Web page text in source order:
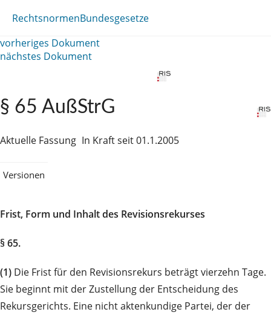
RechtsnormenBundesgesetze
vorheriges Dokument
nächstes Dokument
§ 65 AußStrG
Aktuelle Fassung In Kraft seit 01.1.2005
Versionen
Frist, Form und Inhalt des Revisionsrekurses
§ 65.
(1) Die Frist für den Revisionsrekurs beträgt vierzehn Tage.
Sie beginnt mit der Zustellung der Entscheidung des
Rekursgerichts. Eine nicht aktenkundige Partei, der der